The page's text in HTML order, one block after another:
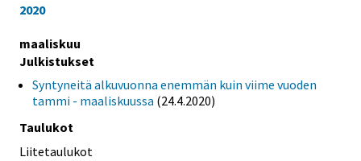
2020
maaliskuu
Julkistukset
Syntyneitä alkuvuonna enemmän kuin viime vuoden
tammi - maaliskuussa (24.4.2020)
Taulukot
Liitetaulukot